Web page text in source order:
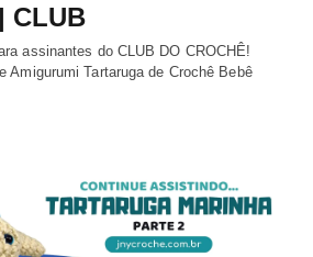
CLUB
assinantes do CLUB DO CROCHÊ!
Amigurumi Tartaruga de Crochê Bebê